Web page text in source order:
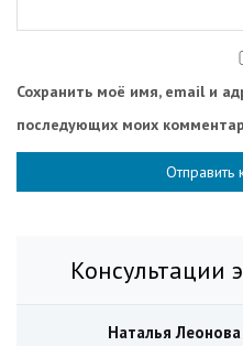
Сохранить моё имя, email и
последующих моих
Консультации
Наталья Леонова